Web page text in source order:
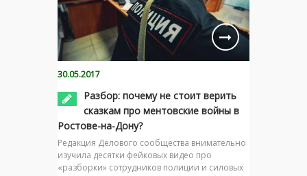
30.05.2017
Разбор: почему не стоит верить
сказкам про ментовские войны в
Ростове-на-Дону?
Редакция Делового сообщества внимательно
изучила десятки фейковых видео про
«разборки» сотрудников полиции и силовых